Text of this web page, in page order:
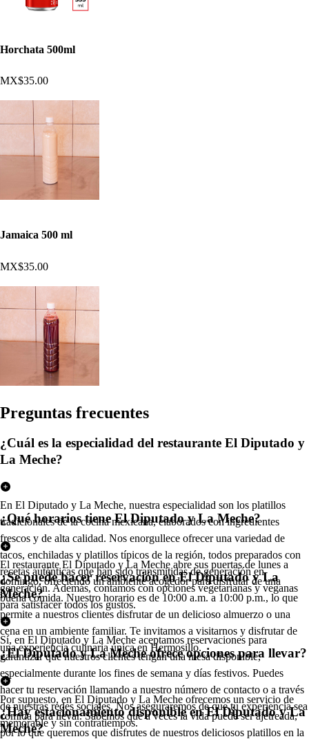
Horchata 500ml
MX$35.00
Jamaica 500 ml
MX$35.00
Preguntas frecuentes
¿Cuál es la especialidad del restaurante El Diputado y
La Meche?
En El Diputado y La Meche, nuestra especialidad son los platillos
tradicionales de la cocina mexicana, elaborados con ingredientes
frescos y de alta calidad. Nos enorgullece ofrecer una variedad de
tacos, enchiladas y platillos típicos de la región, todos preparados con
recetas auténticas que han sido transmitidas de generación en
generación. Además, contamos con opciones vegetarianas y veganas
para satisfacer todos los gustos.
¿Qué horarios tiene El Diputado y La Meche?
El restaurante El Diputado y La Meche abre sus puertas de lunes a
domingo, ofreciendo un ambiente acogedor para disfrutar de una
buena comida. Nuestro horario es de 10:00 a.m. a 10:00 p.m., lo que
permite a nuestros clientes disfrutar de un delicioso almuerzo o una
cena en un ambiente familiar. Te invitamos a visitarnos y disfrutar de
una experiencia culinaria única en Hermosillo.
¿Se puede hacer reservación en El Diputado y La
Meche?
Sí, en El Diputado y La Meche aceptamos reservaciones para
garantizar que nuestros clientes tengan una mesa disponible,
especialmente durante los fines de semana y días festivos. Puedes
hacer tu reservación llamando a nuestro número de contacto o a través
de nuestras redes sociales. Nos aseguraremos de que tu experiencia sea
memorable y sin contratiempos.
¿El Diputado y La Meche ofrece opciones para llevar?
Por supuesto, en El Diputado y La Meche ofrecemos un servicio de
comida para llevar. Sabemos que a veces la vida puede ser ajetreada,
por lo que queremos que disfrutes de nuestros deliciosos platillos en la
¿Hay estacionamiento disponible en El Diputado y La
Meche?